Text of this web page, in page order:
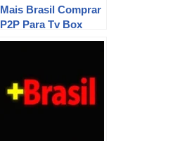
Mais Brasil Comprar
P2P Para Tv Box